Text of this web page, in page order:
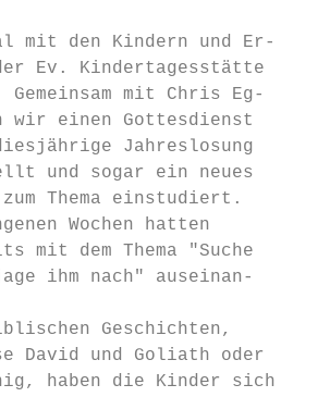
mit den Kindern und Er-
der Ev. Kindertagesstätte
Gemeinsam mit Chris
wir einen Gottesdienst
Jahreslosung
und sogar ein neues
zum Thema einstudiert.
Wochen hatten
mit dem Thema "Suche
ihm nach" auseinan-
den
Geschichten,
David und Goliath oder
haben die Kinder sich